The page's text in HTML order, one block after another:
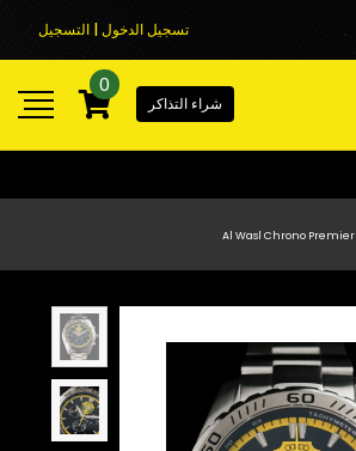
تسجيل الدخول | التسجيل
شراء التذاكر
0
Al Wasl Chrono Premier